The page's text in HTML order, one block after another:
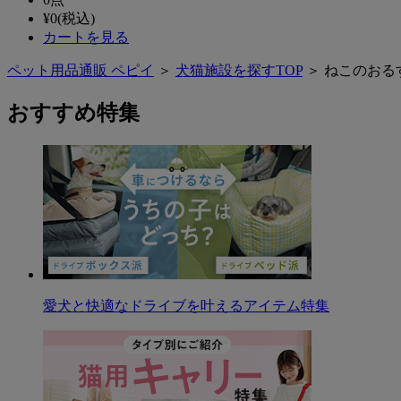
¥0(税込)
カートを見る
ペット用品通販 ペピイ ＞ 犬猫施設を探すTOP＞ ねこのおる
おすすめ特集
愛犬と快適なドライブを叶えるアイテム特集